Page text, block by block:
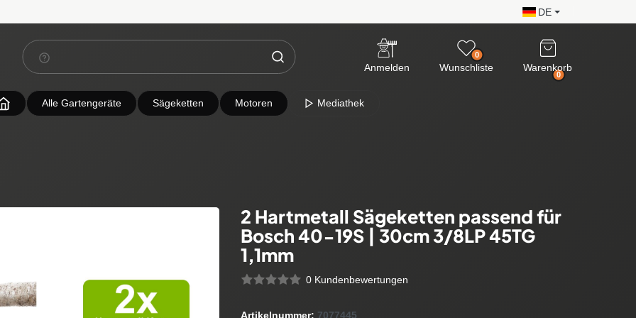
DE
Anmelden
0
Wunschliste
0
Warenkorb
Alle Gartengeräte Sägeketten Motoren Mediathek
2 Hartmetall Sägeketten passend für
Bosch 40-19S | 30cm 3/8LP 45TG
1,1mm
0 Kundenbewertungen
Artikelnummer: 7077445